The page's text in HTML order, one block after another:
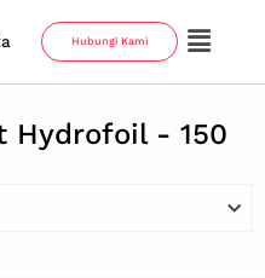
Hubungi Kami
Hydrofoil - 150